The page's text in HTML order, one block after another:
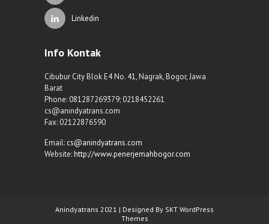
Linkedin
Info Kontak
Cibubur City Blok E4 No. 41, Nagrak, Bogor, Jawa
Barat
Phone: 081287269379; 0218452261
cs@anindyatrans.com
Fax: 02122876590
Email:cs@anindyatrans.com
Website:http://www.penerjemahbogor.com
Anindyatrans 2021 | Designed By SKT WordPress
Themes